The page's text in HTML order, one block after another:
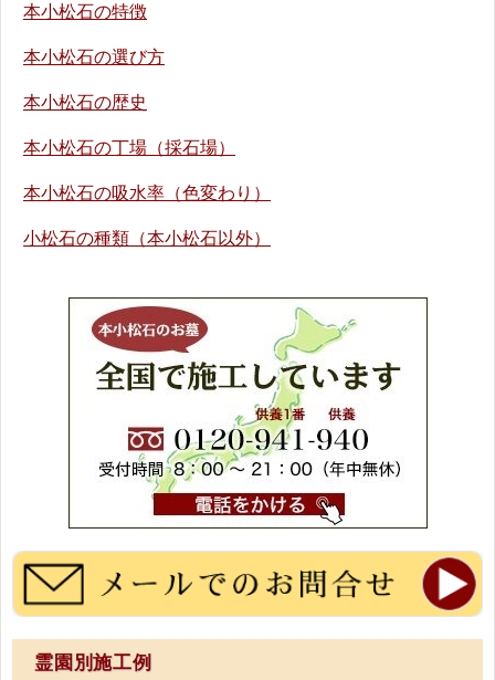
本小松石の特徴
本小松石の選び方
本小松石の歴史
本小松石の丁場（採石場）
本小松石の吸水率（色変わり）
小松石の種類（本小松石以外）
霊園別施工例